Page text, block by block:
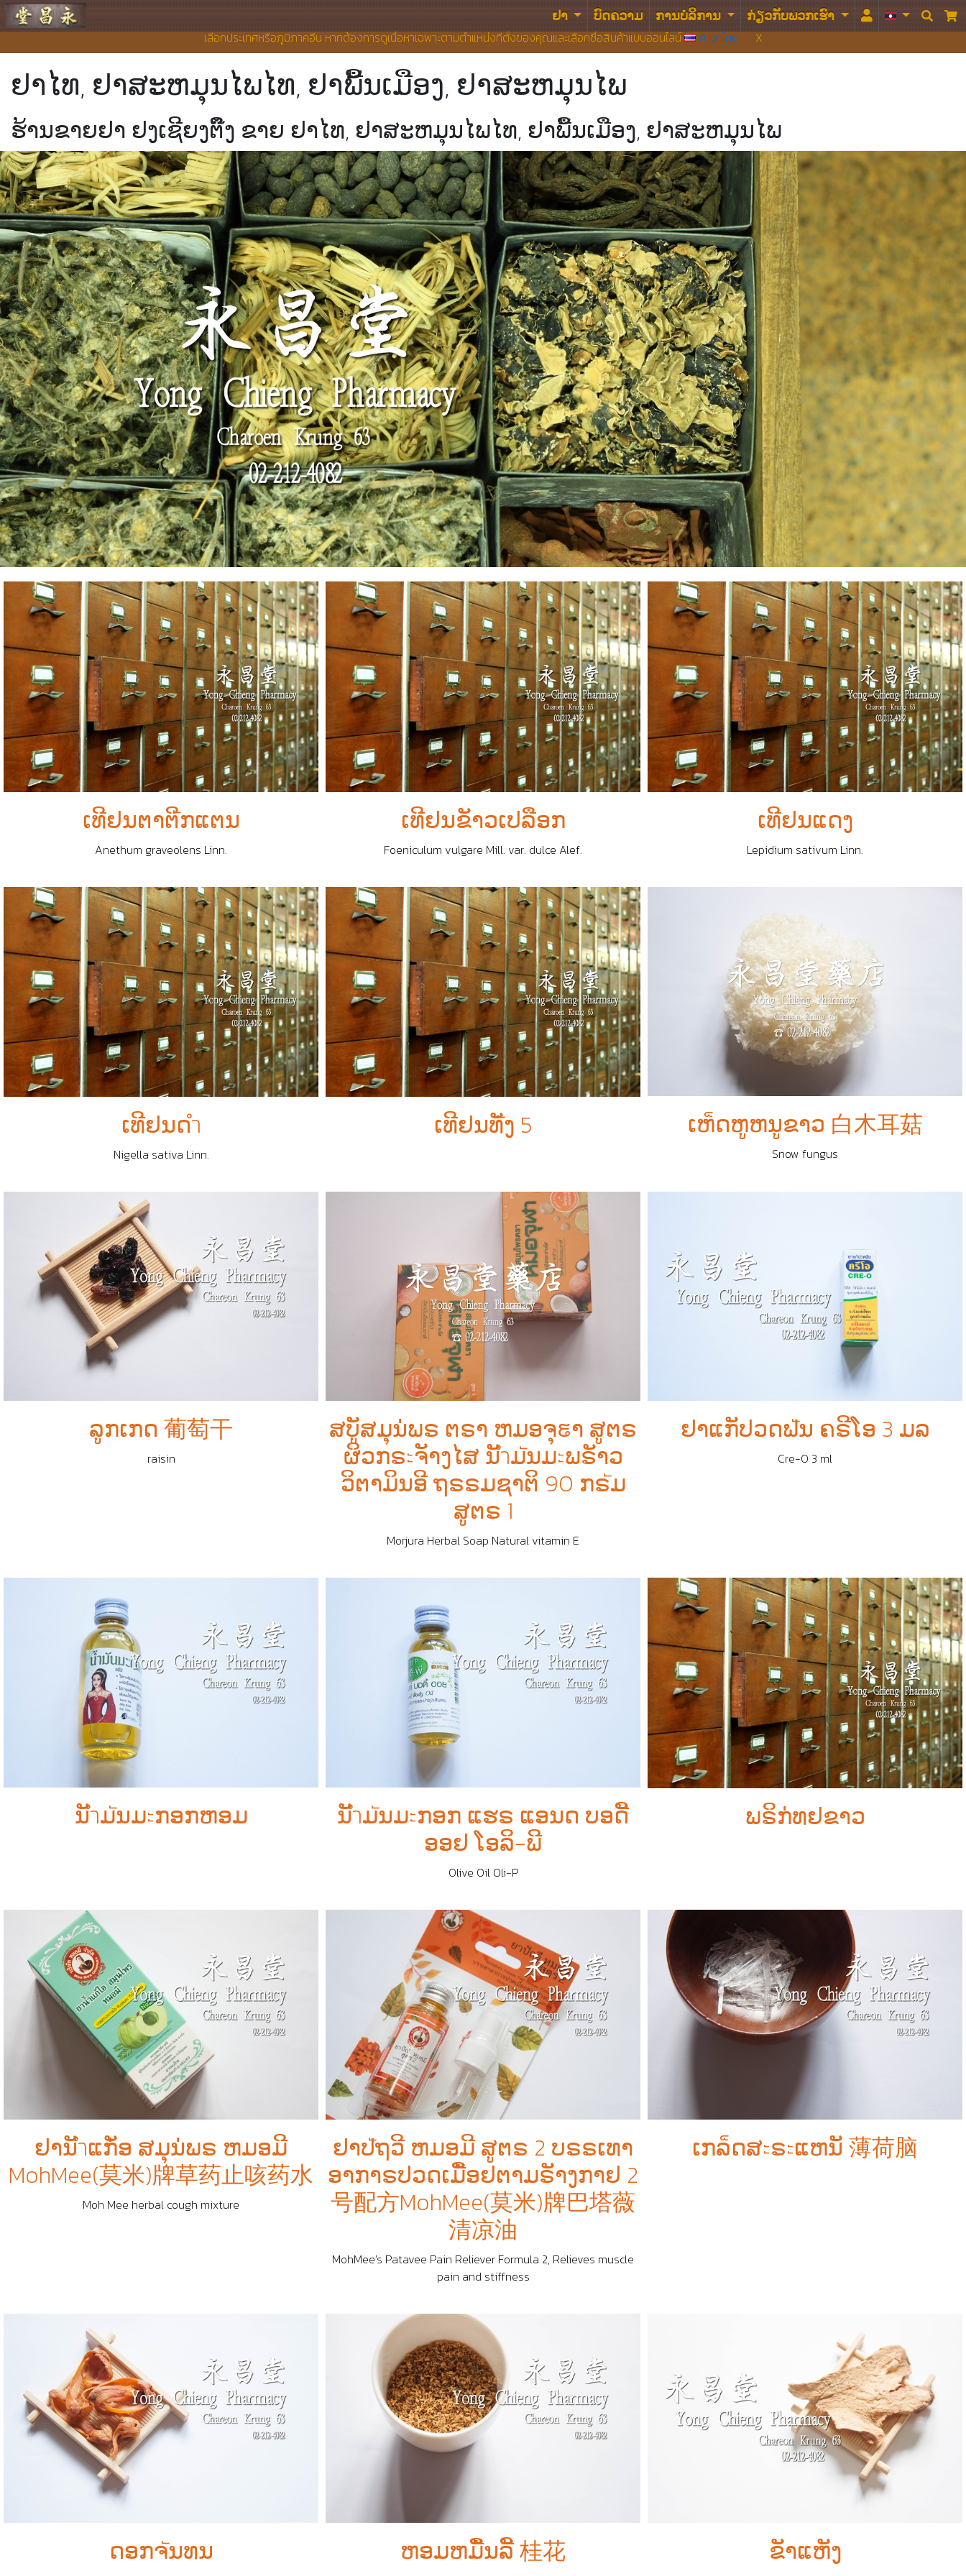
เลือกประเทศหรือภูมิภาคอื่น หากต้องการดูเนื้อหาเฉพาะตามตำแหน่งที่ตั้งของคุณและเลือกซื้อสินค้าแบบออนไลน์ ภาษาไทย X
ຮ້ານຂາຍຢາ ຢງເຊີຍງຕຶ໊ງ ຢາ ບົດຄວາມ ການບໍລິການ ກ່ຽວກັບພວກເຮົາ  
ຢາໄທ, ຢາສະຫມຸນໄພໄທ, ຢາພື້ນເມືອງ, ຢາສະຫມຸນໄພ
ຮ້ານຂາຍຢາ ຢງເຊີຍງຕຶ໊ງ ຂາຍ ຢາໄທ, ຢາສະຫມຸນໄພໄທ, ຢາພື້ນເມືອງ, ຢາສະຫມຸນໄພ
ເທີຢນຕາຕัິກແຕນ
Anethum graveolens Linn.
ເທີຢນຂັາວເປລືອກ
Foeniculum vulgare Mill. var. dulce Alef.
ເທີຢນແດງ
Lepidium sativum Linn.
ເທີຢນດำ
Nigella sativa Linn.
ເທີຢນທัັງ 5 ເຫ็ດຫູຫນູຂາວ 白木耳菇
Snow fungus
ລູກເກດ 葡萄干
raisin
ສບູັສມຸນ່ພຣ ຕຣາ ຫມອຈຸຬາ ສູຕຣ
ຜິວກຣะຈັາງໄສ ນັำມัນມะພຣັາວ
ວິຕາມິນອີ ຖຣຣມຊາຕິ 90 ກຣัມ
ສູຕຣ 1
Morjura Herbal Soap Natural vitamin E
ຢາແກັປວດຟัນ ຄຣີໂອ 3 ມລ
Cre-O 3 ml
ນັำມัນມะກອກຫອມ ນັำມัນມะກອກ ແຮຣ​ ແອນດ ບອດີັ
ອອຢ ໂອລິ-ພີ
Olive Oil Oli-P
ພຣິກ່ທຢຂາວ
ຢານັำແກັ່ອ ສມຸນ່ພຣ ຫມອມີ
MohMee(莫米)牌草药止咳药水
Moh Mee herbal cough mixture
ຢາປัຖວີ ຫມອມີ ສູຕຣ 2 ບຣຣເທາ
ອາກາຣປວດເມືັອຢຕາມຣັາງກາຢ 2
号配方MohMee(莫米)牌巴塔薇
清凉油
MohMee's Patavee Pain Reliever Formula 2, Relieves muscle
pain and stiffness
ເກລ็ດສะຣะແຫນັ 薄荷脑
ດອກຈัນທນ ຫອມຫມືັນລີັ 桂花 ຂັາແຫັງ